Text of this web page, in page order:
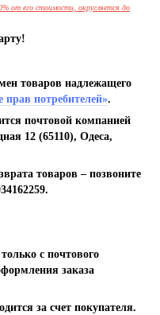
от его стоимости, округляется до
товаров надлежащего
потребителей».
почтовой компанией
12 (65110), Одеса,
товаров – позвоните
с почтового
заказа
за счет покупателя.